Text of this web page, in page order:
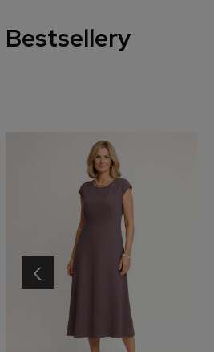
Bestsellery
‹